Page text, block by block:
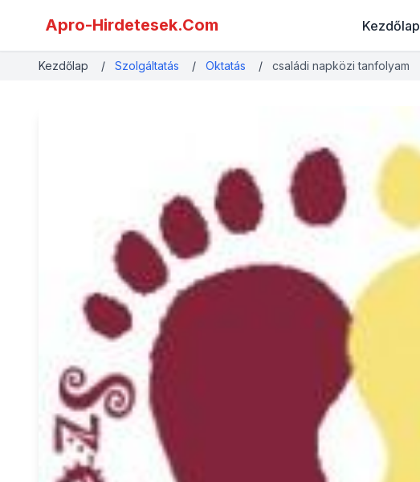
Apro-Hirdetesek.Com Kezdőlap
Kezdőlap / Szolgáltatás / Oktatás / családi napközi tanfolyam